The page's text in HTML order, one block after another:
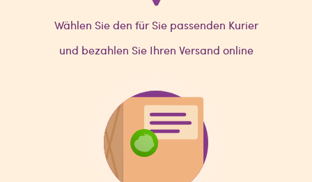
Wählen Sie den für Sie passenden Kurier
und bezahlen Sie Ihren Versand online